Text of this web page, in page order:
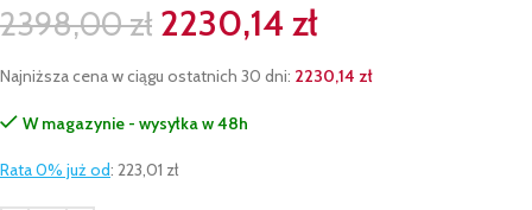
2398,00zł 2230,14 zł
Najniższa cena w ciągu ostatnich 30 dni: 2230,14 zł
W magazynie - wysyłka w 48h
Rata 0% już od: 223,01 zł